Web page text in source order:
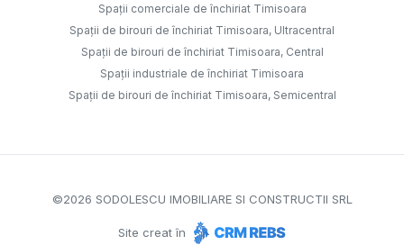
Spații comerciale de închiriat Timisoara
Spații de birouri de închiriat Timisoara, Ultracentral
Spații de birouri de închiriat Timisoara, Central
Spații industriale de închiriat Timisoara
Spații de birouri de închiriat Timisoara, Semicentral
©2026 SODOLESCU IMOBILIARE SI CONSTRUCTII SRL
Site creat în